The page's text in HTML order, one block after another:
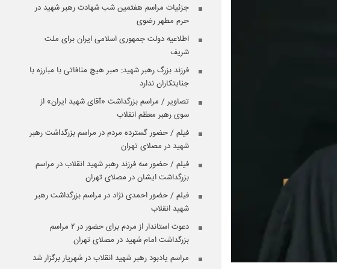
جزئیات مراسم هفتمین شب شهادت رهبر شهید در
حرم مطهر رضوی
اطلاعیه دولت جمهوری اسلامی ایران برای ملت
شریف
فرزند بزرگ رهبر شهید: صبر هیچ منافاتی با مبارزه با
جنایتکاران ندارد
تصاویر / مراسم بزرگداشت «آقای شهید ایران» از
سوی رهبر معظم انقلاب
فیلم / حضور گسترده مردم در مراسم بزرگداشت رهبر
شهید در مصلای تهران
فیلم / حضور سه فرزند رهبر شهید انقلاب در مراسم
بزرگداشت ایشان در مصلای تهران
فیلم / حضور احمدی نژاد در مراسم بزرگداشت رهبر
شهید انقلاب
دعوت استاندار از مردم برای حضور در ۲ مراسم
بزرگداشت امام شهید در مصلای تهران
مراسم یادبود رهبر شهید انقلاب در شهریار برگزار شد